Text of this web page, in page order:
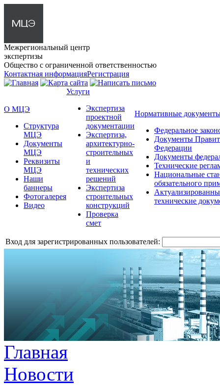
Межрегиональный центр
экспертизы
Общество с ограниченной ответственностью
Контактная информацияРегистрация
О МЦЭ
Структура
МЦЭ
Документы
МЦЭ
Реквизиты
МЦЭ
Наши
баннеры
Фотогалерея
Видео
Услуги
Экспертиза
проектной
документации
Экспертиза,
архитектурно-
строительных
и
технических
решений
Экспертиза
строительных
конструкций
Проверка
смет
Нормативные
Федеральное
Документы
Федерации
Документы
Технические
Национальные
обязательного
технические
Вход для зарегистрированных пользователей:
Главная
Новости